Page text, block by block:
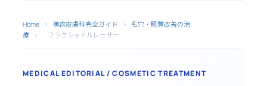
Home › 美容皮膚科完全ガイド ›
毛穴・肌質改善の治
療
› フラクショナルレーザー
MEDICAL EDITORIAL / COSMETIC TREATMENT